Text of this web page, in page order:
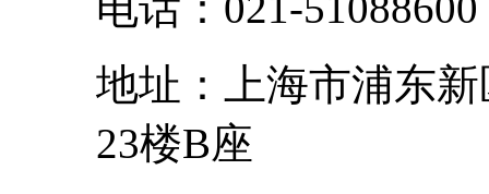
地址：
上海市浦东新
23楼B座